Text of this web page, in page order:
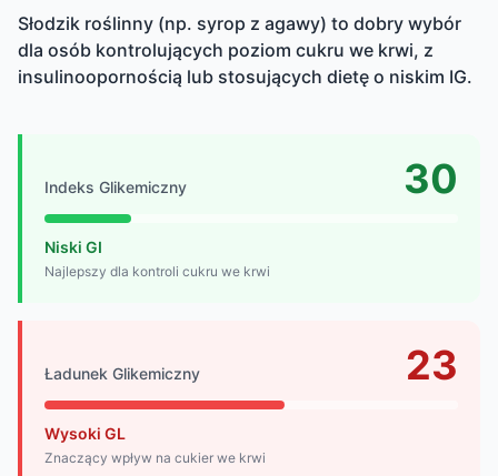
Słodzik roślinny (np. syrop z agawy) to dobry wybór
dla osób kontrolujących poziom cukru we krwi, z
insulinoopornością lub stosujących dietę o niskim IG.
Indeks Glikemiczny 30
Niski GI
Najlepszy dla kontroli cukru we krwi
Ładunek Glikemiczny 23
Wysoki GL
Znaczący wpływ na cukier we krwi